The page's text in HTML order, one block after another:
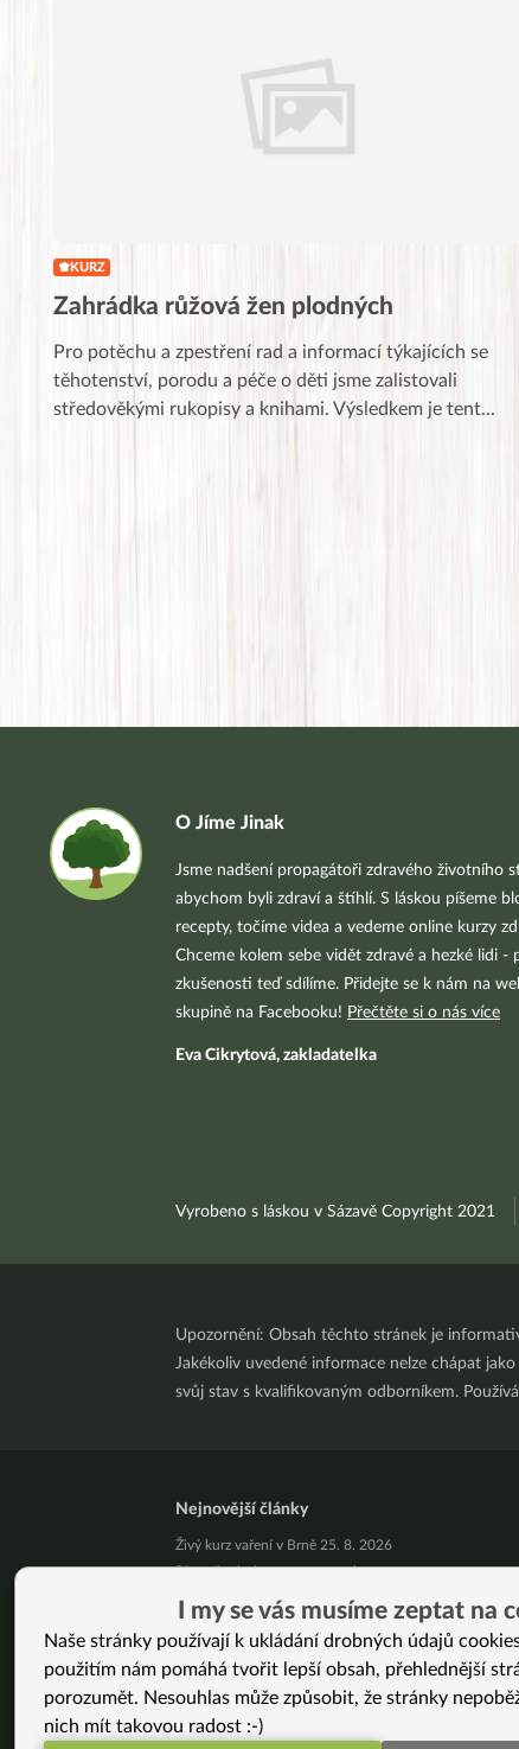
KURZ
Zahrádka růžová žen plodných
Pro potěchu a zpestření rad a informací týkajících se
těhotenství, porodu a péče o děti jsme zalistovali
středověkými rukopisy a knihami. Výsledkem je tent...
O Jíme Jinak
Jsme nadšení propagátoři zdravého životního
abychom byli zdraví a štíhlí. S láskou píšeme
recepty, točíme videa a vedeme online kurzy
Chceme kolem sebe vidět zdravé a hezké lidi -
zkušenosti teď sdílíme. Přidejte se k nám na
skupině na Facebooku! Přečtěte si o nás více
Eva Cikrytová, zakladatelka
Vyrobeno s láskou v Sázavě Copyright 2021
Upozornění: Obsah těchto stránek je
Jakékoliv uvedené informace nelze chápat
svůj stav s kvalifikovaným odborníkem.
Nejnovější články
Živý kurz vaření v Brně 25. 8. 2026
Přestaňte bojovat samy se sebou
10 tipů, jak zpracovat letní jablíčka
Už vás unavuje, že někdo pořád řeší, jak byste
měla vypadat?
Pět kilo mít a nemít je podstatný rozdíl!
Jak podpořit své zdraví v srpnu
Nezměnila jsem jen jídelníček. Změnila jsem celý
svůj život. (Jana, 46 let)
I my se vás musíme zeptat na
Naše stránky používají k ukládání drobných údajů
použitím nám pomáhá tvořit lepší obsah, přehlednější
porozumět. Nesouhlas může způsobit, že stránky
nich mít takovou radost :-)